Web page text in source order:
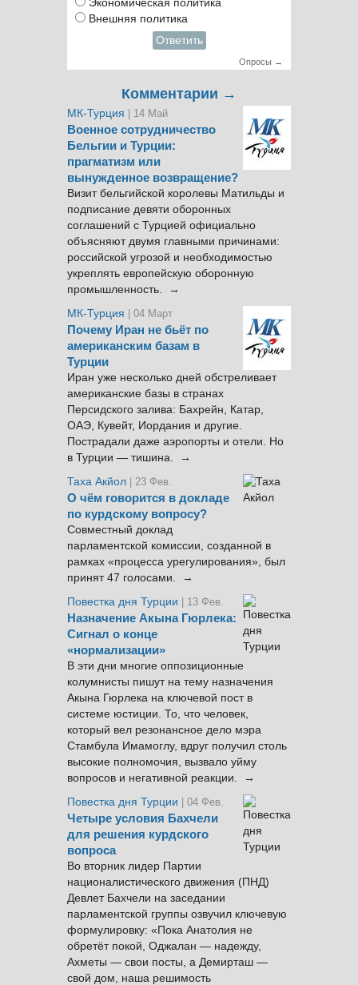
Экономическая политика
Внешняя политика
Ответить
Опросы →
Комментарии →
МК-Турция | 14 Май
Военное сотрудничество
Бельгии и Турции:
прагматизм или
вынужденное возвращение?
Визит бельгийской королевы Матильды и
подписание девяти оборонных
соглашений с Турцией официально
объясняют двумя главными причинами:
российской угрозой и необходимостью
укреплять европейскую оборонную
промышленность. →
МК-Турция
| 04 Март
Почему Иран не бьёт по
американским базам в
Турции
Иран уже несколько дней обстреливает
американские базы в странах
Персидского залива: Бахрейн, Катар,
ОАЭ, Кувейт, Иордания и другие.
Пострадали даже аэропорты и отели. Но
в Турции — тишина. →
Таха Акйол | 23 Фев.
О чём говорится в докладе
по курдскому вопросу?
Совместный доклад
парламентской комиссии, созданной в
рамках «процесса урегулирования», был
принят 47 голосами. →
Повестка дня Турции
| 13 Фев.
Назначение Акына Гюрлека:
Сигнал о конце
«нормализации»
В эти дни многие оппозиционные
колумнисты пишут на тему назначения
Акына Гюрлека на ключевой пост в
системе юстиции. То, что человек,
который вел резонансное дело мэра
Стамбула Имамоглу, вдруг получил столь
высокие полномочия, вызвало уйму
вопросов и негативной реакции. →
Повестка дня Турции
| 04 Фев.
Четыре условия Бахчели
для решения курдского
вопроса
Во вторник лидер Партии
националистического движения (ПНД)
Девлет Бахчели на заседании
парламентской группы озвучил ключевую
формулировку: «Пока Анатолия не
обретёт покой, Оджалан — надежду,
Ахметы — свои посты, а Демирташ —
свой дом, наша решимость